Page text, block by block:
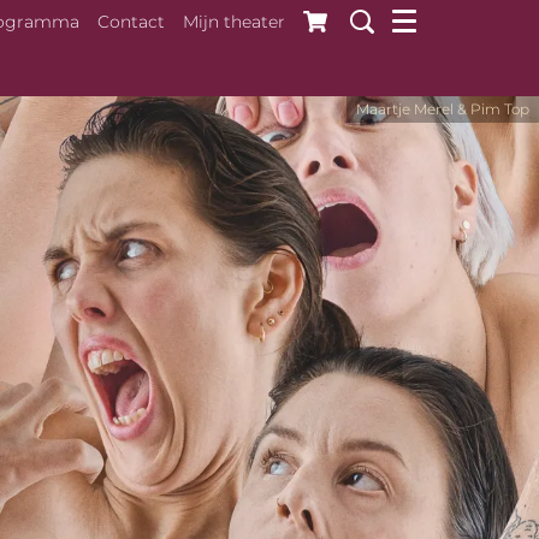
Contact Mijn theater
Maartje Merel & Pim Top